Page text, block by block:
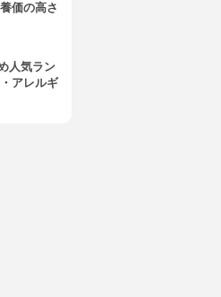
価の高さ
人気ラン
アレルギ